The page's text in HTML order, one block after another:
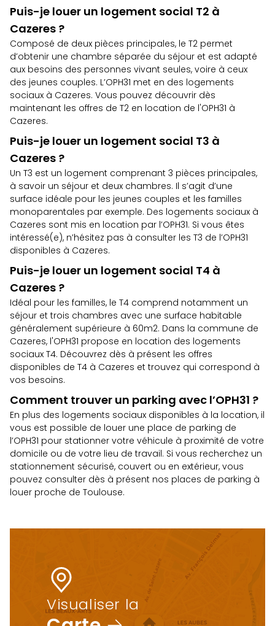
Puis-je louer un logement social T2 à
Cazeres ?
Composé de deux pièces principales, le T2 permet
d’obtenir une chambre séparée du séjour et est adapté
aux besoins des personnes vivant seules, voire à ceux
des jeunes couples. L’OPH31 met en des logements
sociaux à Cazeres. Vous pouvez découvrir dès
maintenant les offres de T2 en location de l'OPH31 à
Cazeres.
Puis-je louer un logement social T3 à
Cazeres ?
Un T3 est un logement comprenant 3 pièces principales,
à savoir un séjour et deux chambres. Il s’agit d’une
surface idéale pour les jeunes couples et les familles
monoparentales par exemple. Des logements sociaux à
Cazeres sont mis en location par l’OPH31. Si vous êtes
intéressé(e), n’hésitez pas à consulter les T3 de l’OPH31
disponibles à Cazeres.
Puis-je louer un logement social T4 à
Cazeres ?
Idéal pour les familles, le T4 comprend notamment un
séjour et trois chambres avec une surface habitable
généralement supérieure à 60m2. Dans la commune de
Cazeres, l'OPH31 propose en location des logements
sociaux T4. Découvrez dès à présent les offres
disponibles de T4 à Cazeres et trouvez qui correspond à
vos besoins.
Comment trouver un parking avec l’OPH31 ?
En plus des logements sociaux disponibles à la location, il
vous est possible de louer une place de parking de
l’OPH31 pour stationner votre véhicule à proximité de votre
domicile ou de votre lieu de travail. Si vous recherchez un
stationnement sécurisé, couvert ou en extérieur, vous
pouvez consulter dès à présent nos places de parking à
louer proche de Toulouse.
Visualiser la